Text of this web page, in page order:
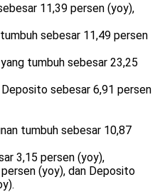
11,39 persen (yoy),
sebesar 11,49 persen
tumbuh sebesar 23,25
sebesar 6,91 persen
tumbuh sebesar 10,87
3,15 persen (yoy),
(yoy), dan Deposito